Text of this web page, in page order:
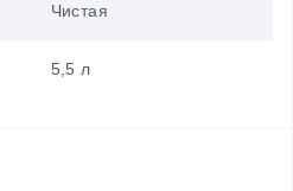
Чистая
5,5 л